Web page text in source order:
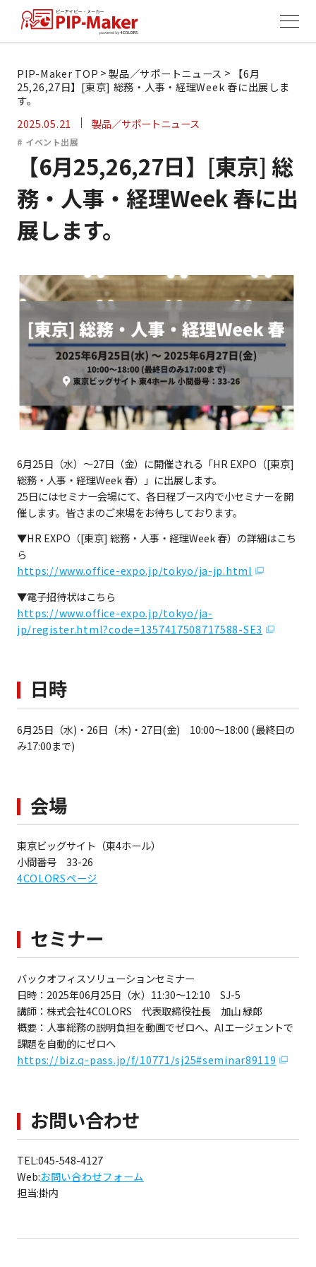
PIP-Maker TOP >製品／サポートニュース >
【6月
25,26,27日】[東京] 総務・人事・経理Week 春に出展しま
す。
2025.05.21
製品／サポートニュース
# イベント出展
【6月25,26,27日】[東京] 総
務・人事・経理Week 春に出
展します。
6月25日（水）～27日（金）に開催される「HR EXPO（[東京]
総務・人事・経理Week 春）」に出展します。
25日にはセミナー会場にて、各日程ブース内で小セミナーを開
催します。皆さまのご来場をお待ちしております。
▼HR EXPO（[東京] 総務・人事・経理Week 春）の詳細はこち
ら
https://www.office-expo.jp/tokyo/ja-jp.html
▼電子招待状はこちら
https://www.office-expo.jp/tokyo/ja-
jp/register.html?code=1357417508717588-SE3
日時
6月25日（水)・26日（木)・27日(金) 10:00～18:00 (最終日の
み17:00まで)
会場
東京ビッグサイト（東4ホール）
小間番号 33-26
4COLORSページ
セミナー
バックオフィスソリューションセミナー
日時：2025年06月25日（水）11:30～12:10 SJ-5
講師：株式会社4COLORS 代表取締役社長 加山 緑郎
概要：人事総務の説明負担を動画でゼロへ、AIエージェントで
課題を自動的にゼロへ
https://biz.q-pass.jp/f/10771/sj25#seminar89119
お問い合わせ
TEL:045-548-4127
Web:お問い合わせフォーム
担当:掛内